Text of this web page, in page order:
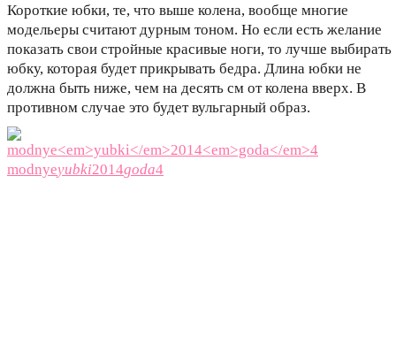
Короткие юбки, те, что выше колена, вообще многие
модельеры считают дурным тоном. Но если есть желание
показать свои стройные красивые ноги, то лучше выбирать
юбку, которая будет прикрывать бедра. Длина юбки не
должна быть ниже, чем на десять см от колена вверх. В
противном случае это будет вульгарный образ.
modnyeyubki2014goda4